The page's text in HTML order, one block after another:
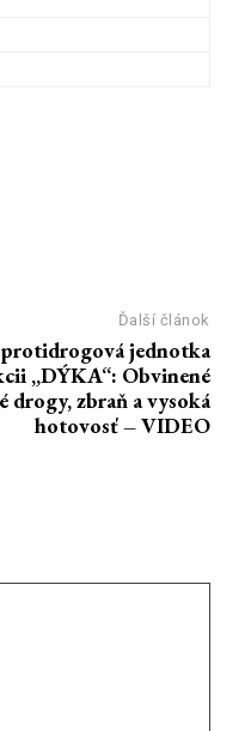
Ďalší článok
jednotka
„DÝKA“: Obvinené
drogy, zbraň a vysoká
hotovosť – VIDEO